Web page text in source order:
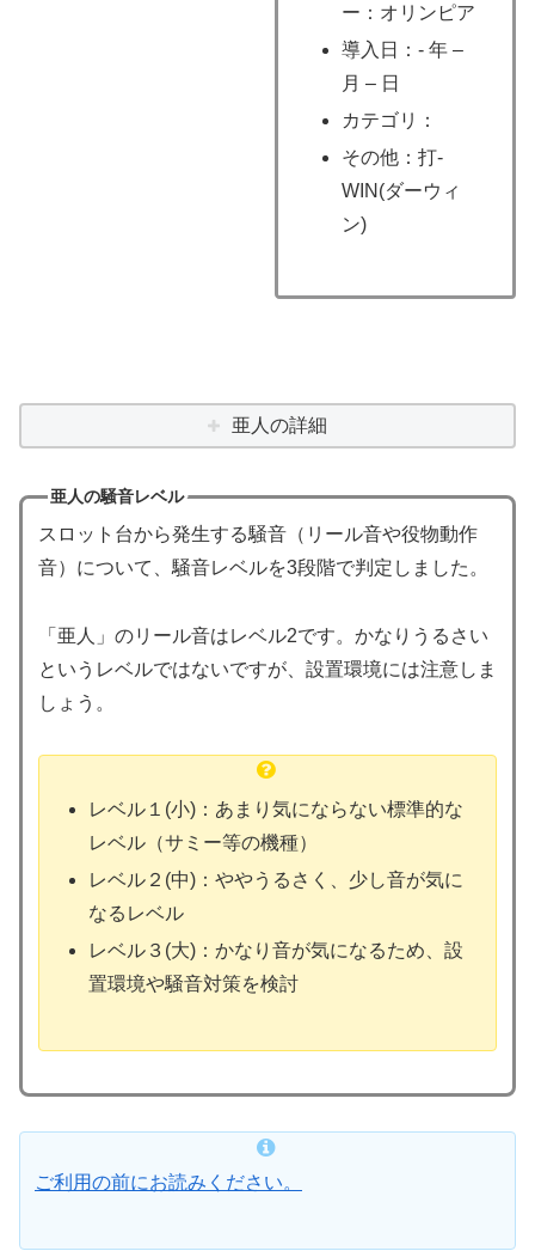
ー：オリンピア
導入日：- 年 –
月 – 日
カテゴリ：
その他：打-
WIN(ダーウィ
ン)
亜人の詳細
亜人の騒音レベル
スロット台から発生する騒音（リール音や役物動作
音）について、騒音レベルを3段階で判定しました。
「亜人」のリール音はレベル2です。かなりうるさい
というレベルではないですが、設置環境には注意しま
しょう。
レベル１(小)：あまり気にならない標準的な
レベル（サミー等の機種）
レベル２(中)：ややうるさく、少し音が気に
なるレベル
レベル３(大)：かなり音が気になるため、設
置環境や騒音対策を検討
ご利用の前にお読みください。